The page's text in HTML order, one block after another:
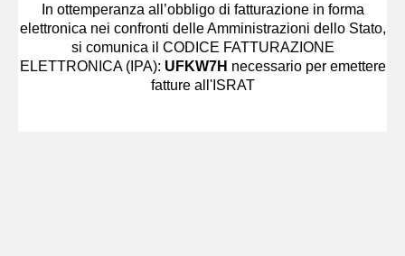
In ottemperanza all’obbligo di fatturazione in forma
elettronica nei confronti delle Amministrazioni dello Stato,
si comunica il CODICE FATTURAZIONE
ELETTRONICA (IPA): UFKW7H necessario per emettere
fatture all'ISRAT